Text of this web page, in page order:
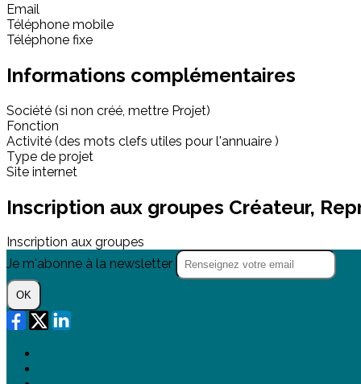
Email
Téléphone mobile
Téléphone fixe
Informations complémentaires
Société (si non créé, mettre Projet)
Fonction
Activité (des mots clefs utiles pour l'annuaire )
Type de projet
Site internet
Inscription aux groupes Créateur,
Inscription aux groupes
Je m'abonne à la newsletter
OK